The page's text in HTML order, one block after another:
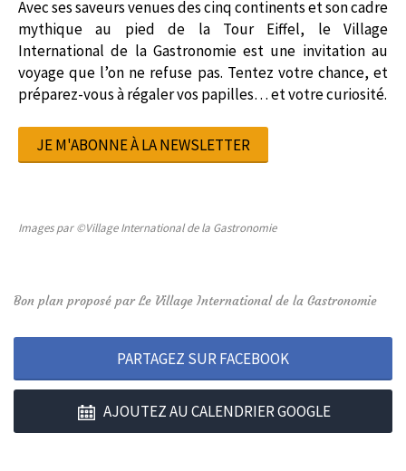
Avec ses saveurs venues des cinq continents et son cadre
mythique au pied de la Tour Eiffel, le Village
International de la Gastronomie est une invitation au
voyage que l’on ne refuse pas. Tentez votre chance, et
préparez-vous à régaler vos papilles… et votre curiosité.
JE M'ABONNE À LA NEWSLETTER
Images par ©Village International de la Gastronomie
Bon plan proposé par Le Village International de la Gastronomie
PARTAGEZ SUR FACEBOOK
AJOUTEZ AU CALENDRIER GOOGLE